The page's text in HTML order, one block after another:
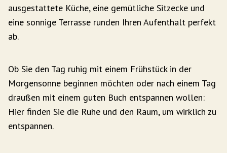
ausgestattete Küche, eine gemütliche Sitzecke und
eine sonnige Terrasse runden Ihren Aufenthalt perfekt
ab.
Ob Sie den Tag ruhig mit einem Frühstück in der
Morgensonne beginnen möchten oder nach einem Tag
draußen mit einem guten Buch entspannen wollen:
Hier finden Sie die Ruhe und den Raum, um wirklich zu
entspannen.